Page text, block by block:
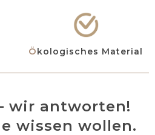
Ökologisches Material
wir antworten!
wissen wollen.